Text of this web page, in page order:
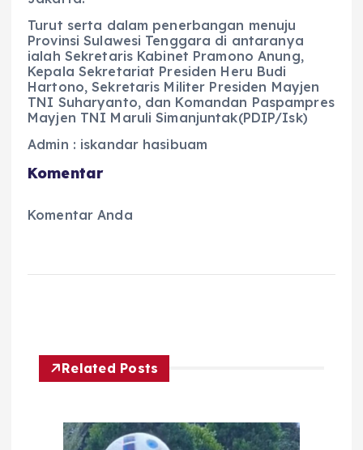
Turut serta dalam penerbangan menuju
Provinsi Sulawesi Tenggara di antaranya
ialah Sekretaris Kabinet Pramono Anung,
Kepala Sekretariat Presiden Heru Budi
Hartono, Sekretaris Militer Presiden Mayjen
TNI Suharyanto, dan Komandan Paspampres
Mayjen TNI Maruli Simanjuntak(PDIP/Isk)
Admin : iskandar hasibuam
Komentar
Komentar Anda
Related Posts